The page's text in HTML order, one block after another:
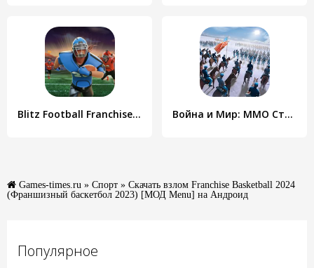
Популярное
Blitz Football Franchise 2024 Война и Мир: MMO Стратегия, Тактика и Армия
Games-times.ru » Спорт » Скачать взлом Franchise Basketball 2024
(Франшизный баскетбол 2023) [МОД Menu] на Андроид